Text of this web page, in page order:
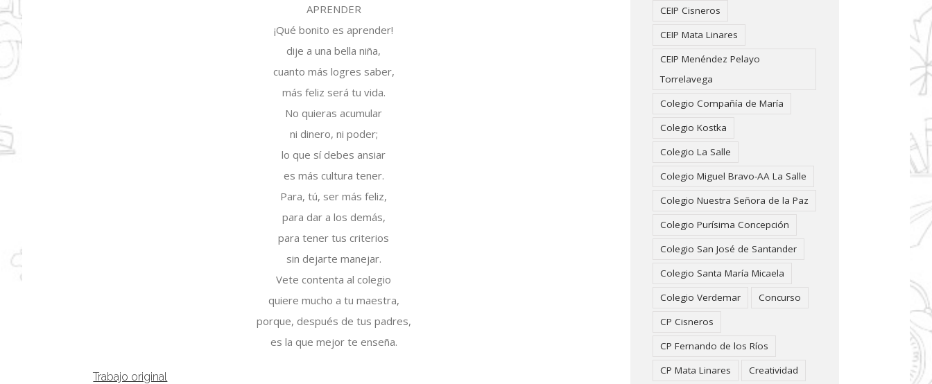
APRENDER
¡Qué bonito es aprender!
dije a una bella niña,
cuanto más logres saber,
más feliz será tu vida.
No quieras acumular
ni dinero, ni poder;
lo que sí debes ansiar
es más cultura tener.
Para, tú, ser más feliz,
para dar a los demás,
para tener tus criterios
sin dejarte manejar.
Vete contenta al colegio
quiere mucho a tu maestra,
porque, después de tus padres,
es la que mejor te enseña.
Trabajo original
CEIP Cisneros
CEIP Mata Linares
CEIP Menéndez Pelayo
Torrelavega
Colegio Compañía de María
Colegio Kostka
Colegio La Salle
Colegio Miguel Bravo-AA La Salle
Colegio Nuestra Señora de la Paz
Colegio Purísima Concepción
Colegio San José de Santander
Colegio Santa María Micaela
Colegio Verdemar
Concurso
CP Cisneros
CP Fernando de los Ríos
CP Mata Linares
Creatividad